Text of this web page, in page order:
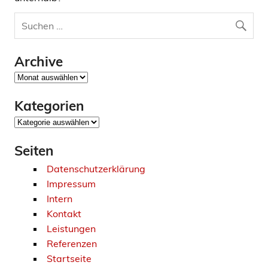
Archive
Archive
Kategorien
Kategorien
Seiten
Datenschutzerklärung
Impressum
Intern
Kontakt
Leistungen
Referenzen
Startseite